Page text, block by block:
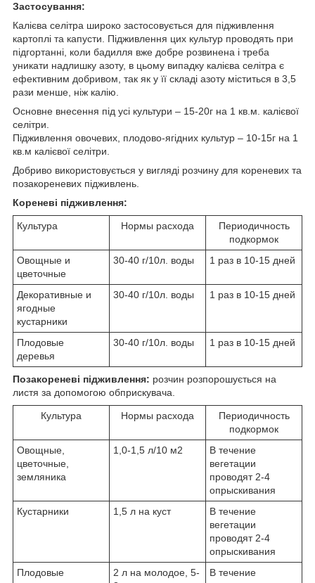
Застосування:
Калієва селітра широко застосовується для підживлення
картоплі та капусти. Підживлення цих культур проводять при
підгортанні, коли бадилля вже добре розвинена і треба
уникати надлишку азоту, в цьому випадку калієва селітра є
ефективним добривом, так як у її складі азоту міститься в 3,5
рази менше, ніж калію.
Основне внесення під усі культури – 15-20г на 1 кв.м. калієвої
селітри.
Підживлення овочевих, плодово-ягідних культур – 10-15г на 1
кв.м калієвої селітри.
Добриво використовується у вигляді розчину для кореневих та
позакореневих підживлень.
Кореневі підживлення:
Культура Нормы расхода
Периодичность
подкормок
Овощные и
цветочные
30-40 г/10л. воды 1 раз в 10-15 дней
Декоративные и
ягодные
кустарники
30-40 г/10л. воды 1 раз в 10-15 дней
Плодовые
деревья
30-40 г/10л. воды 1 раз в 10-15 дней
Позакореневі підживлення: розчин розпорошується на
листя за допомогою обприскувача.
Культура Нормы расхода
Периодичность
подкормок
Овощные,
цветочные,
земляника
1,0-1,5 л/10 м2
В течение
вегетации
проводят 2-4
опрыскивания
Кустарники
1,5 л на куст
В течение
вегетации
проводят 2-4
опрыскивания
Плодовые
2 л на молодое, 5-
В течение